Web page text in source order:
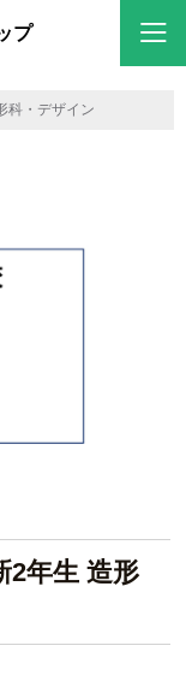
プ
科・デザイン
2年生 造形